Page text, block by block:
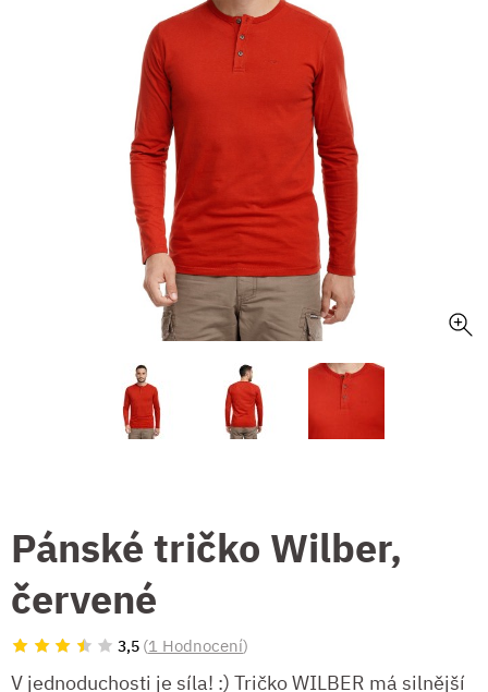
Pánské tričko Wilber,
červené
3,5 (1 Hodnocení)
V jednoduchosti je síla! :) Tričko WILBER má silnější